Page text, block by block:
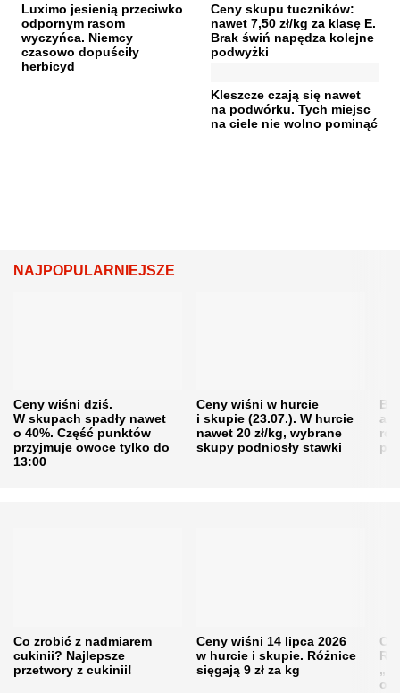
Luximo jesienią przeciwko
odpornym rasom
wyczyńca. Niemcy
czasowo dopuściły
herbicyd
Ceny skupu tuczników:
nawet 7,50 zł/kg za klasę E.
Brak świń napędza kolejne
podwyżki
Kleszcze czają się nawet
na podwórku. Tych miejsc
na ciele nie wolno pominąć
NAJPOPULARNIEJSZE
Ceny wiśni dziś.
W skupach spadły nawet
o 40%. Część punktów
przyjmuje owoce tylko do
13:00
Ceny wiśni w hurcie
i skupie (23.07.). W hurcie
nawet 20 zł/kg, wybrane
skupy podniosły stawki
Co zrobić z nadmiarem
cukinii? Najlepsze
przetwory z cukinii!
Ceny wiśni 14 lipca 2026
w hurcie i skupie. Różnice
sięgają 9 zł za kg